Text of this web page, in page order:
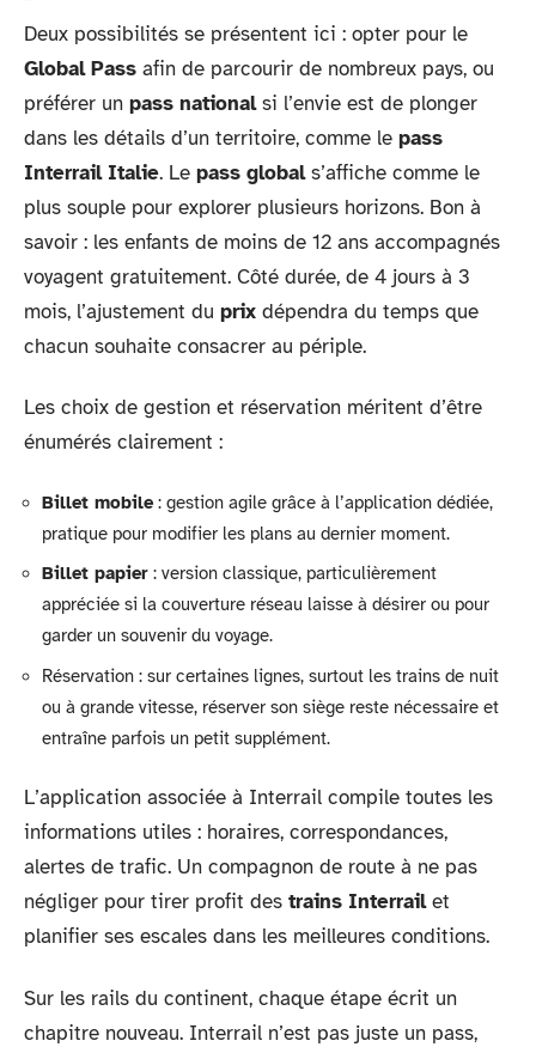
Deux possibilités se présentent ici : opter pour le
Global Pass afin de parcourir de nombreux pays, ou
préférer un pass nationalsi l’envie est de plonger
dans les détails d’un territoire, comme le pass
Interrail Italie. Le pass globals’affiche comme le
plus souple pour explorer plusieurs horizons. Bon à
savoir : les enfants de moins de 12 ans accompagnés
voyagent gratuitement. Côté durée, de 4 jours à 3
mois, l’ajustement du prix dépendra du temps que
chacun souhaite consacrer au périple.
Les choix de gestion et réservation méritent d’être
énumérés clairement :
Billet mobile: gestion agile grâce à l’application dédiée,
pratique pour modifier les plans au dernier moment.
Billet papier : version classique, particulièrement
appréciée si la couverture réseau laisse à désirer ou pour
garder un souvenir du voyage.
Réservation : sur certaines lignes, surtout les trains de nuit
ou à grande vitesse, réserver son siège reste nécessaire et
entraîne parfois un petit supplément.
L’application associée à Interrail compile toutes les
informations utiles : horaires, correspondances,
alertes de trafic. Un compagnon de route à ne pas
négliger pour tirer profit des trains Interrailet
planifier ses escales dans les meilleures conditions.
Sur les rails du continent, chaque étape écrit un
chapitre nouveau. Interrail n’est pas juste un pass,